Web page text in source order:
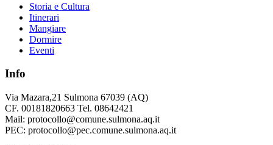
Storia e Cultura
Itinerari
Mangiare
Dormire
Eventi
Info
Via Mazara,21 Sulmona 67039 (AQ)
CF. 00181820663 Tel. 08642421
Mail: protocollo@comune.sulmona.aq.it
PEC: protocollo@pec.comune.sulmona.aq.it